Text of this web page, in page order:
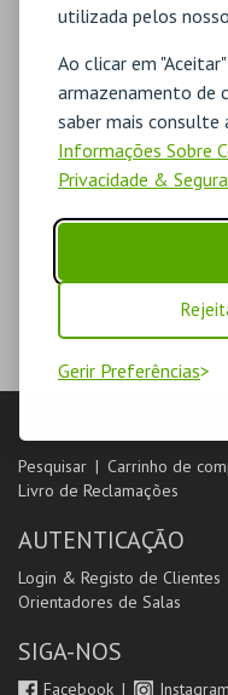
utilizada pelos
Ao clicar em
armazenamento de
saber mais consulte
Informações Sobre
Privacidade &
Gerir Preferências
LOJA
Pesquisar Carrinho de
Livro de Reclamações
AUTENTICAÇÃO
Login & Registo de Clientes
Orientadores de Salas
SIGA-NOS
Facebook Instagram